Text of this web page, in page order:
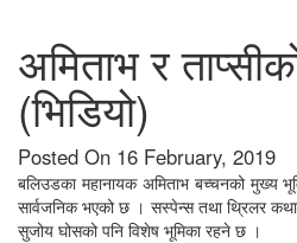
अमिताभ र
(भिडियो)
Posted On 16 February, 2019
बलिउडका महानायक अमिताभ बच्चनको मुख्य
सार्वजनिक भएको छ । सस्पेन्स तथा थ्रिलर
सुजोय घोसको पनि विशेष भूमिका रहने छ ।